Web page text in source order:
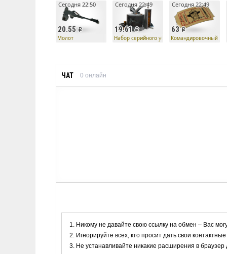
20.55
Сегодня 22:50
Молот
19.61
Сегодня 22:49
Набор серийного убийцы — Молот
63
Сегодня 22:49
Командировочный
ЧАТ 0 онлайн
Никому не давайте свою ссылку на обмен – Вас
Игнорируйте всех, кто просит дать свои
Не устанавливайте никакие расширения в